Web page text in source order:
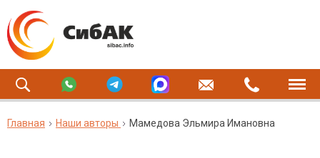
Главная Наши авторы Мамедова Эльмира Имановна